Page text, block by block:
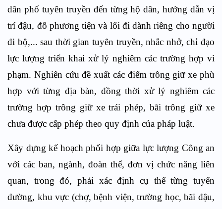
dân phố tuyên truyền đến từng hộ dân, hướng dẫn vị
trí đậu, đỗ phương tiện và lối đi dành riêng cho người
đi bộ,... sau thời gian tuyên truyền, nhắc nhở, chỉ đạo
lực lượng triển khai xử lý nghiêm các trường hợp vi
phạm. Nghiên cứu đề xuất các điểm trông giữ xe phù
hợp với từng địa bàn, đồng thời xử lý nghiêm các
trường hợp trông giữ xe trái phép, bãi trông giữ xe
chưa được cấp phép theo quy định của pháp luật.
Xây dựng kế hoạch phối hợp giữa lực lượng Công an
với các ban, ngành, đoàn thể, đơn vị chức năng liên
quan, trong đó, phải xác định cụ thể từng tuyến
đường, khu vực (chợ, bệnh viện, trường học, bãi đậu,